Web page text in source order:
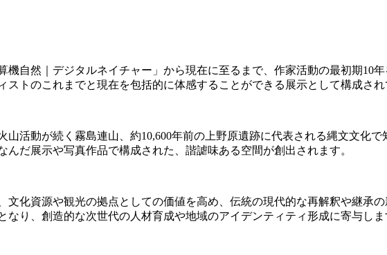
自然｜デジタルネイチャー」から現在に至るまで、作家活動の最初期10
トのこれまでと現在を包括的に体感することができる展示として構成され
山活動が続く霧島連山、約10,600年前の上野原遺跡に代表される縄文文化
だ展示や写真作品で構成された、諧謔味ある空間が創出されます。
化資源や観光の拠点としての価値を高め、伝統の現代的な再解釈や継承
り、創造的な次世代の人材育成や地域のアイデンティティ形成に寄与しま